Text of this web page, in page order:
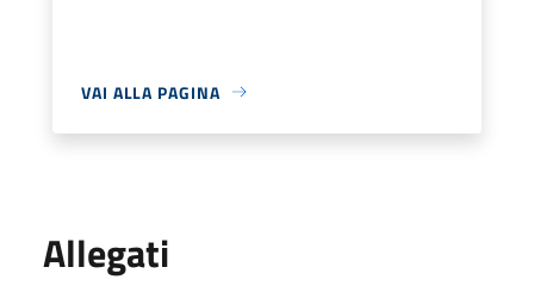
VAI ALLA PAGINA
Allegati